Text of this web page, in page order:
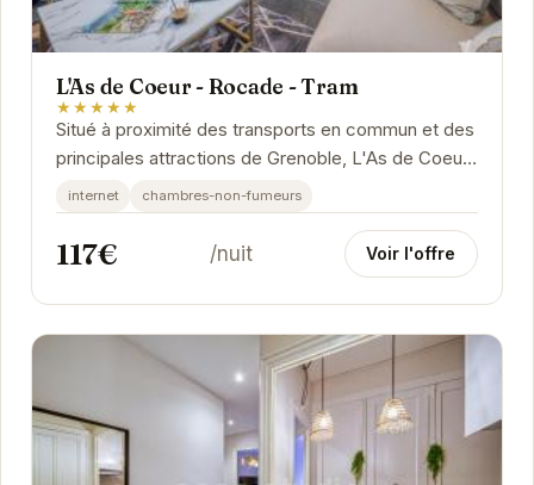
L'As de Coeur - Rocade - Tram
★★★★★
Situé à proximité des transports en commun et des
principales attractions de Grenoble, L'As de Coeur
- Rocade - Tram offre un hébergement...
internet chambres-non-fumeurs
117€ /nuit Voir l'offre